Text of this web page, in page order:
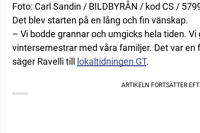
Foto: Carl Sandin / BILDBYRÅN / kod CS /
Det blev starten på en lång och fin vänskap.
– Vi bodde grannar och umgicks hela tiden.
vintersemestrar med våra familjer. Det var en
säger Ravelli till
lokaltidningen GT.